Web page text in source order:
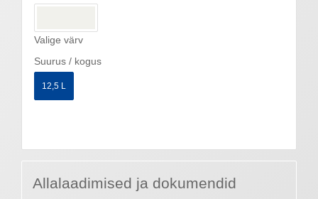
Valige värv
Suurus / kogus
12,5 L
Allalaadimised ja dokumendid